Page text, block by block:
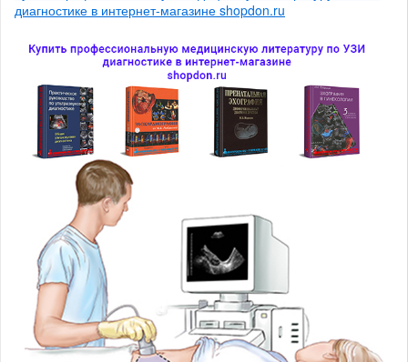
диагностике в интернет-магазине shopdon.ru